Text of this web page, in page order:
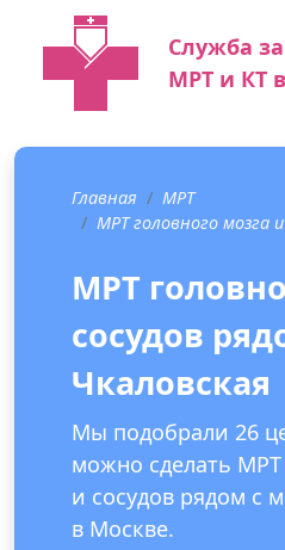
Служба
МРТ и КТ
Главная
МРТ
МРТ головного мозга
МРТ
сосудов
Чкаловская
Мы подобрали 26
можно сделать МРТ
и сосудов рядом с
в Москве.